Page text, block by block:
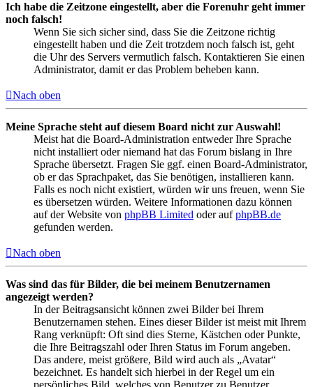
Ich habe die Zeitzone eingestellt, aber die Forenuhr geht immer
noch falsch!
Wenn Sie sich sicher sind, dass Sie die Zeitzone richtig
eingestellt haben und die Zeit trotzdem noch falsch ist, geht
die Uhr des Servers vermutlich falsch. Kontaktieren Sie einen
Administrator, damit er das Problem beheben kann.
Nach oben
Meine Sprache steht auf diesem Board nicht zur Auswahl!
Meist hat die Board-Administration entweder Ihre Sprache
nicht installiert oder niemand hat das Forum bislang in Ihre
Sprache übersetzt. Fragen Sie ggf. einen Board-Administrator,
ob er das Sprachpaket, das Sie benötigen, installieren kann.
Falls es noch nicht existiert, würden wir uns freuen, wenn Sie
es übersetzen würden. Weitere Informationen dazu können
auf der Website von phpBB Limited oder aufphpBB.de
gefunden werden.
Nach oben
Was sind das für Bilder, die bei meinem Benutzernamen
angezeigt werden?
In der Beitragsansicht können zwei Bilder bei Ihrem
Benutzernamen stehen. Eines dieser Bilder ist meist mit Ihrem
Rang verknüpft: Oft sind dies Sterne, Kästchen oder Punkte,
die Ihre Beitragszahl oder Ihren Status im Forum angeben.
Das andere, meist größere, Bild wird auch als „Avatar“
bezeichnet. Es handelt sich hierbei in der Regel um ein